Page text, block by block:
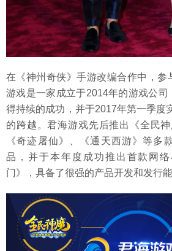
在《神州奇侠》手游改编合作中，参
游戏是一家成立于2014年的游戏公司
得持续的成功，并于2017年第一季度
的跨越。君海游戏先后推出《全民神
《奇迹屠仙》、《通天西游》等多
品，并于本年度成功推出首款网
门》，具备了很强的产品开发和发行能